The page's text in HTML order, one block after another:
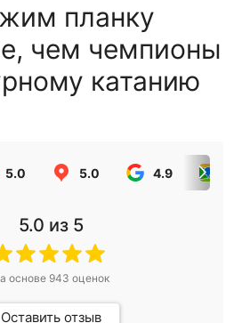
планку
чем чемпионы
катанию
5.0 5.0 4.9
5.0 из 5
основе 943 оценок
Оставить отзыв